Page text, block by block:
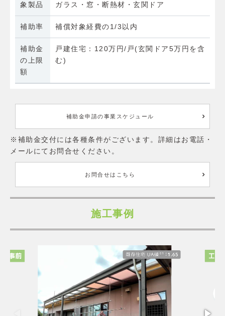
象製品
ガラス・窓・断熱材・玄関ドア
補助率 補償対象経費の1/3以内
補助金
の上限
額
戸建住宅：120万円/戸(玄関ドア5万円を含
む)
補助金申請の事業スケジュール
※補助金交付には各種条件がございます。詳細はお電話・
メールにてお問合せください。
お問合せはこちら
施工事例